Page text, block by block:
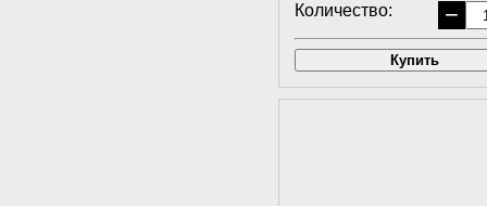
Количество: −
Купить